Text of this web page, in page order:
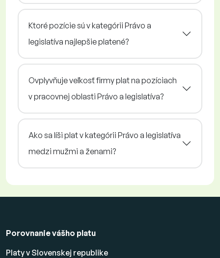
Ktoré pozície sú v kategórii Právo a
legislatíva najlepšie platené?
Ovplyvňuje veľkosť firmy plat na pozíciach
v pracovnej oblasti Právo a legislatíva?
Ako sa líši plat v kategórii Právo a legislatíva
medzi mužmi a ženami?
Porovnanie vášho platu
Platy v Slovenskej republike